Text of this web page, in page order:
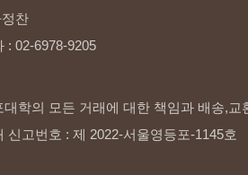
찬
: 02-6978-9205
대학의 모든 거래에 대한 책임과 배송,
신고번호 : 제 2022-서울영등포-1145호